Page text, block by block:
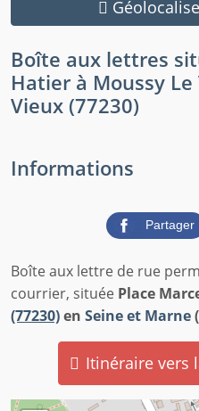
Boîte aux lettres
Hatier à Moussy
Vieux (77230)
Informations
Partager
Boîte aux lettre de rue
courrier, située Place
(77230)en Seine et Marne
Itinéraire vers